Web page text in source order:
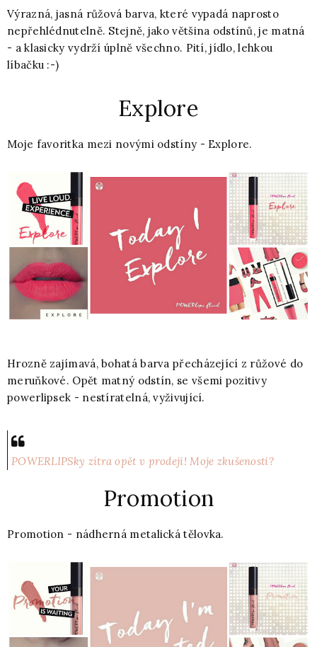
Výrazná, jasná růžová barva, které vypadá naprosto
nepřehlédnutelně. Stejně, jako většina odstínů, je matná
- a klasicky vydrží úplně všechno. Pití, jídlo, lehkou
líbačku :-)
Explore
Moje favoritka mezi novými odstíny - Explore.
Hrozně zajímavá, bohatá barva přecházející z růžové do
meruňkové. Opět matný odstín, se všemi pozitivy
powerlipsek - nestíratelná, vyživující.
POWERLIPSky zítra opět v prodeji! Moje zkušenosti?
Promotion
Promotion - nádherná metalická tělovka.